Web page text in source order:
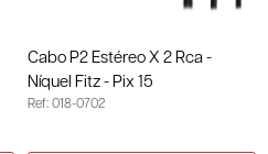
Cabo P2 Estéreo X 2 Rca -
Níquel Fitz - Pix 15
Ref: 018-0702